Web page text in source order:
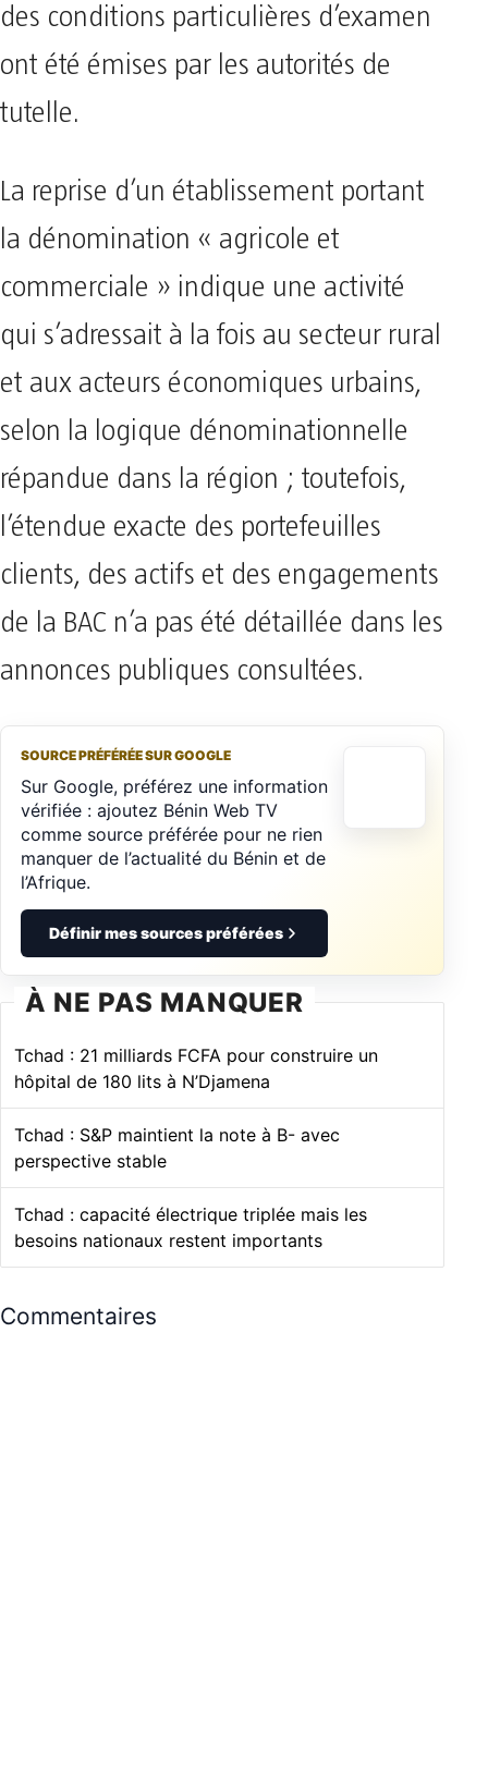
des conditions particulières d’examen
ont été émises par les autorités de
tutelle.
La reprise d’un établissement portant
la dénomination « agricole et
commerciale » indique une activité
qui s’adressait à la fois au secteur rural
et aux acteurs économiques urbains,
selon la logique dénominationnelle
répandue dans la région ; toutefois,
l’étendue exacte des portefeuilles
clients, des actifs et des engagements
de la BAC n’a pas été détaillée dans les
annonces publiques consultées.
SOURCE PRÉFÉRÉE SUR GOOGLE
Sur Google, préférez une information
vérifiée : ajoutez Bénin Web TV
comme source préférée pour ne rien
manquer de l’actualité du Bénin et de
l’Afrique.
Définir mes sources préférées
À NE PAS MANQUER
Tchad : 21 milliards FCFA pour construire un
hôpital de 180 lits à N’Djamena
Tchad : S&P maintient la note à B- avec
perspective stable
Tchad : capacité électrique triplée mais les
besoins nationaux restent importants
Commentaires